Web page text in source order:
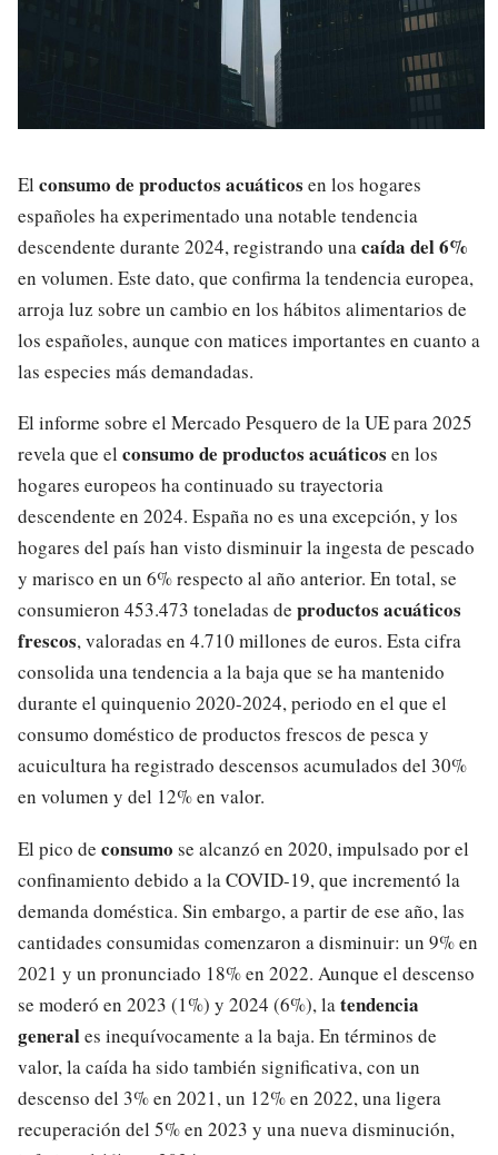
El consumo de productos acuáticos en los hogares
españoles ha experimentado una notable tendencia
descendente durante 2024, registrando unacaída del 6%
en volumen. Este dato, que confirma la tendencia europea,
arroja luz sobre un cambio en los hábitos alimentarios de
los españoles, aunque con matices importantes en cuanto a
las especies más demandadas.
El informe sobre el Mercado Pesquero de laUEpara 2025
revela que el consumo de productos acuáticos en los
hogares europeos ha continuado su trayectoria
descendente en 2024. España no es una excepción, y los
hogares del país han visto disminuir la ingesta de pescado
y marisco en un 6% respecto al año anterior. En total, se
consumieron 453.473 toneladas de productos acuáticos
frescos, valoradas en 4.710 millones de euros. Esta cifra
consolida una tendencia a la baja que se ha mantenido
durante el quinquenio 2020-2024, periodo en el que el
consumo doméstico de productos frescos de pesca y
acuicultura ha registrado descensos acumulados del 30%
en volumen y del 12% en valor.
El pico de consumo se alcanzó en 2020, impulsado por el
confinamiento debido a la COVID-19, que incrementó la
demanda doméstica. Sin embargo, a partir de ese año, las
cantidades consumidas comenzaron a disminuir: un 9% en
2021 y un pronunciado 18% en 2022. Aunque el descenso
se moderó en 2023 (1%) y 2024 (6%), latendencia
generales inequívocamente a la baja. En términos de
valor, la caída ha sido también significativa, con un
descenso del 3% en 2021, un 12% en 2022, una ligera
recuperación del 5% en 2023 y una nueva disminución,